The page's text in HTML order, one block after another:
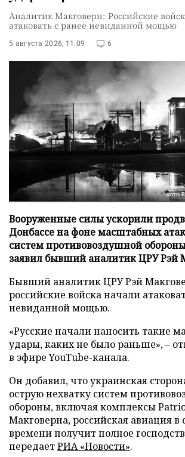
Аналитик Макговерн: Российские
атаковать с ранее невиданной мощью
5 августа 2026, 11:09 6
Фото:
Вооруженные силы ускорили
Донбассе на фоне масштабных
систем противовоздушной
заявил бывший аналитик ЦРУ Рэй
Бывший аналитик ЦРУ Рэй
российские войска начали
невиданной мощью.
«Русские начали наносить такие
удары, каких не было раньше», –
в эфире YouTube-канала.
Он добавил, что украинская
острую нехватку систем
обороны, включая комплексы
Макговерна, российская авиация в
времени получит полное
передаетРИА «Новости».